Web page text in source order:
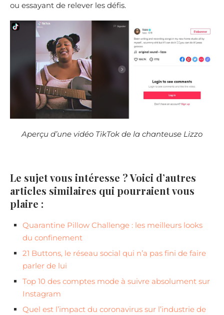
ou essayant de relever les défis.
Aperçu d’une vidéo TikTok de la chanteuse Lizzo
Le sujet vous intéresse ? Voici d’autres
articles similaires qui pourraient vous
plaire :
Quarantine Pillow Challenge : les meilleurs looks
du confinement
21 Buttons, le réseau social qui n’a pas fini de faire
parler de lui
Top 10 des comptes mode à suivre absolument sur
Instagram
Quel est l’impact du coronavirus sur l’industrie de